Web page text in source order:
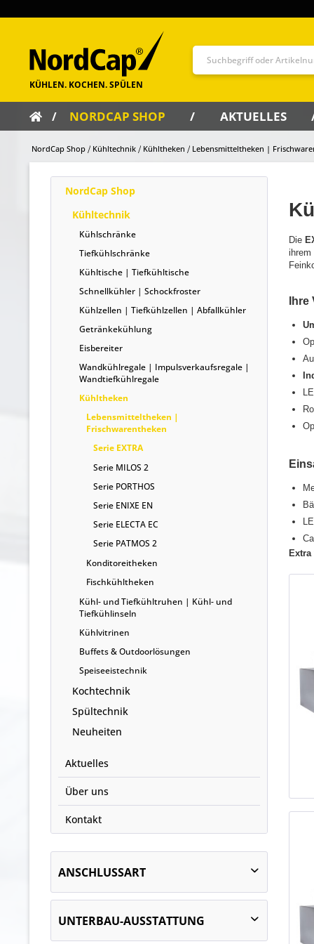
NORDCAP SHOP AKTUELLES
NordCap Shop Kühltechnik Kühltheken Lebensmitteltheken |
NordCap Shop
Kühltechnik
Kühlschränke
Tiefkühlschränke
Kühltische | Tiefkühltische
Schnellkühler | Schockfroster
Kühlzellen | Tiefkühlzellen | Abfallkühler
Getränkekühlung
Eisbereiter
Wandkühlregale | Impulsverkaufsregale |
Wandtiefkühlregale
Kühltheken
Lebensmitteltheken |
Frischwarentheken
Serie EXTRA
Serie MILOS 2
Serie PORTHOS
Serie ENIXE EN
Serie ELECTA EC
Serie PATMOS 2
Konditoreitheken
Fischkühltheken
Kühl- und Tiefkühltruhen | Kühl- und
Tiefkühlinseln
Kühlvitrinen
Buffets & Outdoorlösungen
Speiseeistechnik
Kochtechnik
Spültechnik
Neuheiten
Aktuelles
Über uns
Kontakt
ANSCHLUSSART
UNTERBAU-AUSSTATTUNG
Die
ihrem
Ihre